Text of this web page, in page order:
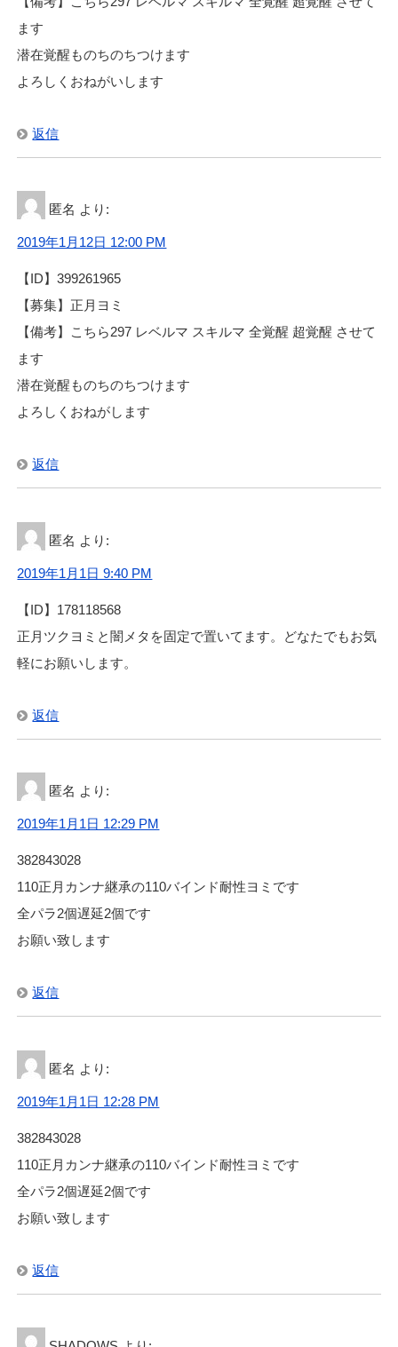
ます
潜在覚醒ものちのちつけます
よろしくおねがいします
返信
匿名 より:
2019年1月12日 12:00 PM
【ID】399261965
【募集】正月ヨミ
【備考】こちら297 レベルマ スキルマ 全覚醒 超覚醒 させて
ます
潜在覚醒ものちのちつけます
よろしくおねがします
返信
匿名 より:
2019年1月1日 9:40 PM
【ID】178118568
正月ツクヨミと闇メタを固定で置いてます。どなたでもお気
軽にお願いします。
返信
匿名 より:
2019年1月1日 12:29 PM
382843028
110正月カンナ継承の110バインド耐性ヨミです
全パラ2個遅延2個です
お願い致します
返信
匿名 より:
2019年1月1日 12:28 PM
382843028
110正月カンナ継承の110バインド耐性ヨミです
全パラ2個遅延2個です
お願い致します
返信